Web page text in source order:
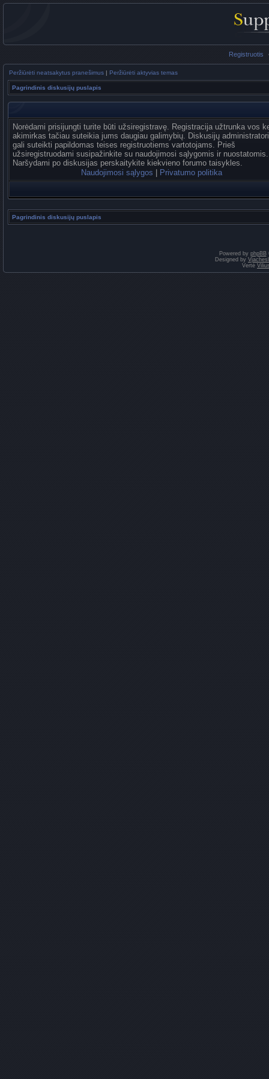
Registruotis
Peržiūrėti neatsakytus pranešimus | Peržiūrėti aktyvias temas
Pagrindinis diskusijų puslapis
Norėdami prisijungti turite būti užsiregistravę. Registracija užtrunka vos
akimirkas tačiau suteikia jums daugiau galimybių. Diskusijų
gali suteikti papildomas teises registruotiems vartotojams. Prieš
užsiregistruodami susipažinkite su naudojimosi sąlygomis ir nuostatomis.
Naršydami po diskusijas perskaitykite kiekvieno forumo taisykles.
Naudojimosi sąlygos
Privatumo politika
Pagrindinis diskusijų puslapis
Powered by phpBB
Designed by
Vertė